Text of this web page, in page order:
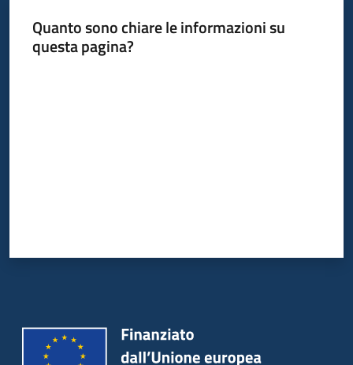
Quanto sono chiare le informazioni su
questa pagina?